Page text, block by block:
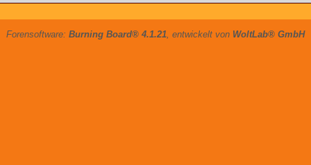
Forensoftware: Burning Board® 4.1.21, entwickelt von WoltLab® GmbH